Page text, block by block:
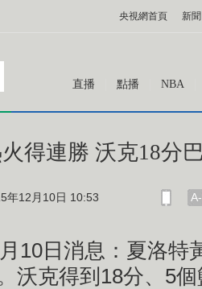
央視網首頁 新聞
直播 點播 NBA
得連勝 沃克18分
年12月10日 10:53 A-
10日消息：夏洛特
沃克得到18分、5